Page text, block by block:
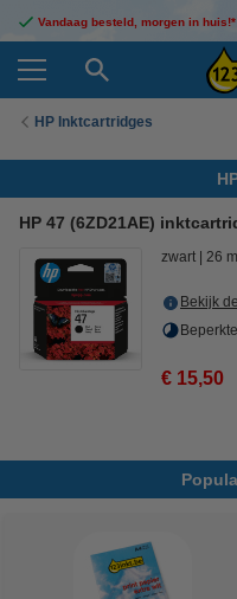
Vandaag besteld, morgen in huis!*
HP Inktcartridges
HP 47 (6ZD21AE)
zwart 26 ml
Bekijk
€ 15,50